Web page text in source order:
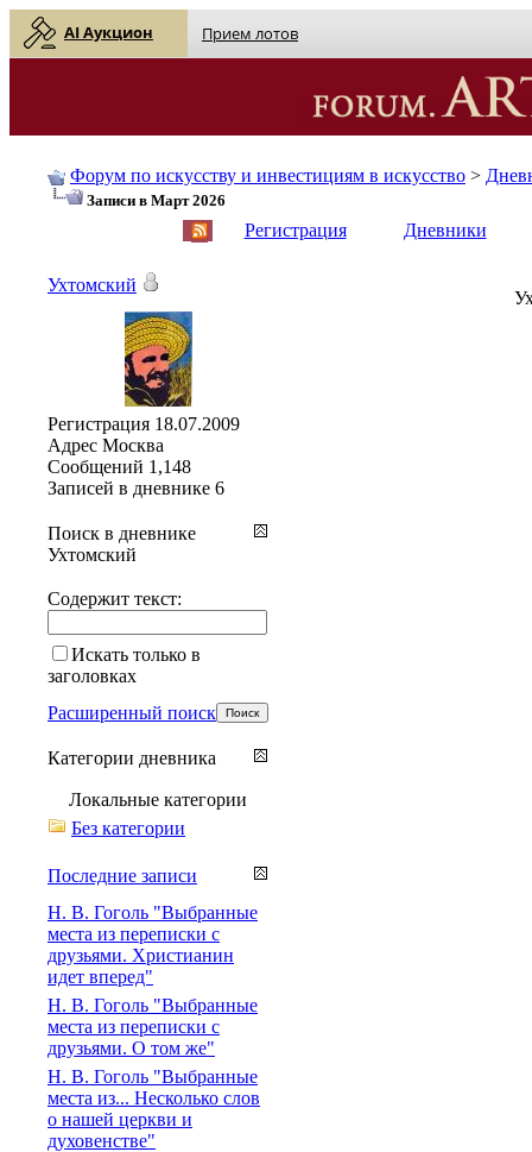
AI Аукцион Прием лотов
Форум по искусству и инвестициям в искусство >
Записи в Март 2026
Регистрация Дневники
Ухтомский
Регистрация 18.07.2009
Адрес Москва
Сообщений 1,148
Записей в дневнике 6
Поиск в дневнике
Ухтомский
Содержит текст:
Искать только в
заголовках
Расширенный поиск
Категории дневника
Локальные категории
Без категории
Последние записи
Н. В. Гоголь "Выбранные
места из переписки с
друзьями. Христианин
идет вперед"
Н. В. Гоголь "Выбранные
места из переписки с
друзьями. О том же"
Н. В. Гоголь "Выбранные
места из... Несколько слов
о нашей церкви и
духовенстве"